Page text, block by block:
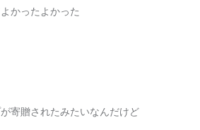
かったよかった
寄贈されたみたいなんだけど